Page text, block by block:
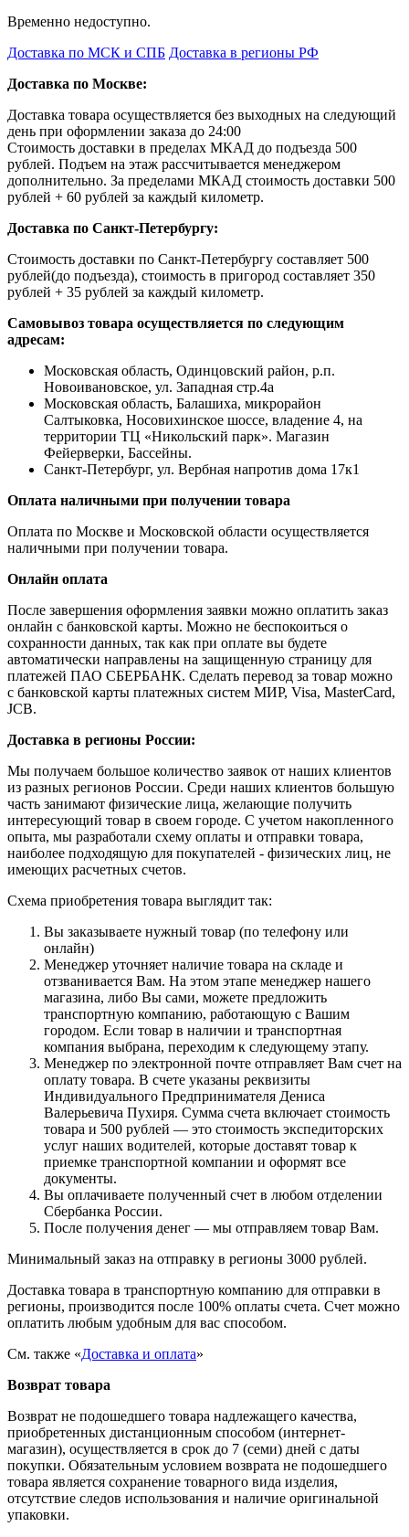
Временно недоступно.
Доставка по МСК и СПБ Доставка в регионы РФ
Доставка по Москве:
Доставка товара осуществляется без выходных на следующий
день при оформлении заказа до 24:00
Стоимость доставки в пределах МКАД до подъезда 500
рублей. Подъем на этаж рассчитывается менеджером
дополнительно. За пределами МКАД стоимость доставки 500
рублей + 60 рублей за каждый километр.
Доставка по Санкт-Петербургу:
Стоимость доставки по Санкт-Петербургу составляет 500
рублей(до подъезда), стоимость в пригород составляет 350
рублей + 35 рублей за каждый километр.
Самовывоз товара осуществляется по следующим
адресам:
Московская область, Одинцовский район, р.п.
Новоивановское, ул. Западная стр.4a
Московская область, Балашиха, микрорайон
Салтыковка, Носовихинское шоссе, владение 4, на
территории ТЦ «Никольский парк». Магазин
Фейерверки, Бассейны.
Санкт-Петербург, ул. Вербная напротив дома 17к1
Оплата наличными при получении товара
Оплата по Москве и Московской области осуществляется
наличными при получении товара.
Онлайн оплата
После завершения оформления заявки можно оплатить заказ
онлайн с банковской карты. Можно не беспокоиться о
сохранности данных, так как при оплате вы будете
автоматически направлены на защищенную страницу для
платежей ПАО СБЕРБАНК. Сделать перевод за товар можно
с банковской карты платежных систем МИР, Visa, MasterCard,
JCB.
Доставка в регионы России:
Мы получаем большое количество заявок от наших клиентов
из разных регионов России. Среди наших клиентов большую
часть занимают физические лица, желающие получить
интересующий товар в своем городе. С учетом накопленного
опыта, мы разработали схему оплаты и отправки товара,
наиболее подходящую для покупателей - физических лиц, не
имеющих расчетных счетов.
Схема приобретения товара выглядит так:
Вы заказываете нужный товар (по телефону или
онлайн)
Менеджер уточняет наличие товара на складе и
отзванивается Вам. На этом этапе менеджер нашего
магазина, либо Вы сами, можете предложить
транспортную компанию, работающую с Вашим
городом. Если товар в наличии и транспортная
компания выбрана, переходим к следующему этапу.
Менеджер по электронной почте отправляет Вам счет на
оплату товара. В счете указаны реквизиты
Индивидуального Предпринимателя Дениса
Валерьевича Пухиря. Сумма счета включает стоимость
товара и 500 рублей — это стоимость экспедиторских
услуг наших водителей, которые доставят товар к
приемке транспортной компании и оформят все
документы.
Вы оплачиваете полученный счет в любом отделении
Сбербанка России.
После получения денег — мы отправляем товар Вам.
Минимальный заказ на отправку в регионы 3000 рублей.
Доставка товара в транспортную компанию для отправки в
регионы, производится после 100% оплаты счета. Счет можно
оплатить любым удобным для вас способом.
См. также «Доставка и оплата»
Возврат товара
Возврат не подошедшего товара надлежащего качества,
приобретенных дистанционным способом (интернет-
магазин), осуществляется в срок до 7 (семи) дней с даты
покупки. Обязательным условием возврата не подошедшего
товара является сохранение товарного вида изделия,
отсутствие следов использования и наличие оригинальной
упаковки.